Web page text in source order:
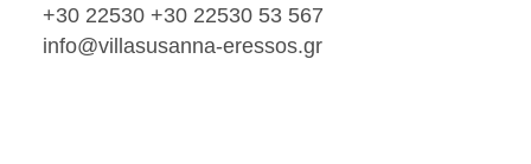
+30 22530 +30 22530 53 567
info@villasusanna-eressos.gr